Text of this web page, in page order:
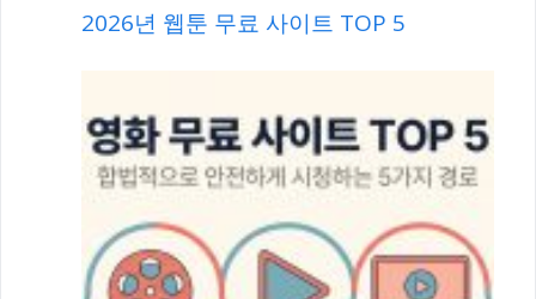
2026년 웹툰 무료 사이트 TOP 5